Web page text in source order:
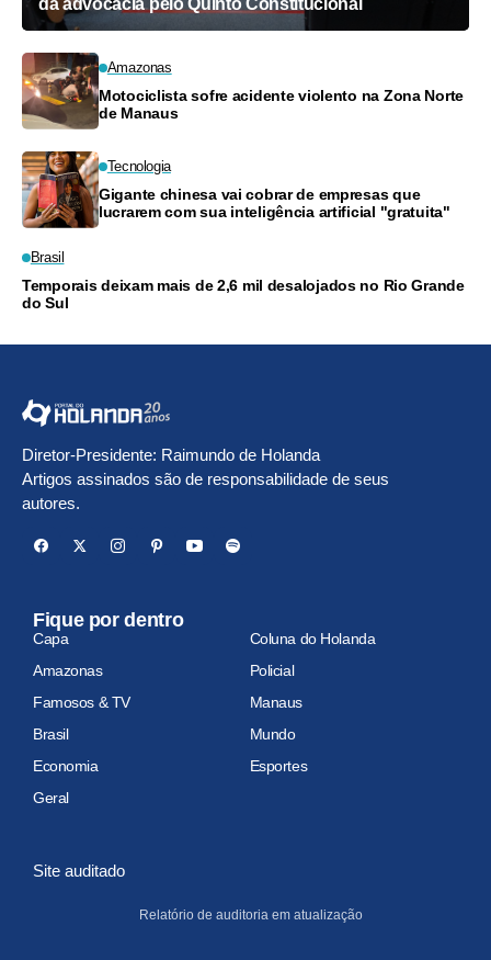
Amazonas
Motociclista sofre acidente violento na Zona Norte
de Manaus
Tecnologia
Gigante chinesa vai cobrar de empresas que
lucrarem com sua inteligência artificial "gratuita"
Brasil
Temporais deixam mais de 2,6 mil desalojados no Rio Grande
do Sul
Diretor-Presidente: Raimundo de Holanda
Artigos assinados são de responsabilidade de seus
autores.
Fique por dentro
Capa
Coluna do Holanda
Amazonas
Policial
Famosos & TV
Manaus
Brasil
Mundo
Economia
Esportes
Geral
Site auditado
Relatório de auditoria em atualização